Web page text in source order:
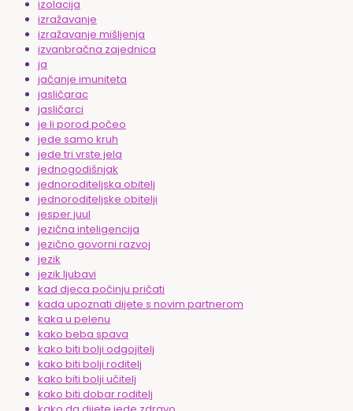
izolacija
izražavanje
izražavanje mišljenja
izvanbračna zajednica
ja
jačanje imuniteta
jasličarac
jasličarci
je li porod počeo
jede samo kruh
jede tri vrste jela
jednogodišnjak
jednoroditeljska obitelj
jednoroditeljske obitelji
jesper juul
jezična inteligencija
jezično govorni razvoj
jezik
jezik ljubavi
kad djeca počinju pričati
kada upoznati dijete s novim partnerom
kaka u pelenu
kako beba spava
kako biti bolji odgojitelj
kako biti bolji roditelj
kako biti bolji učitelj
kako biti dobar roditelj